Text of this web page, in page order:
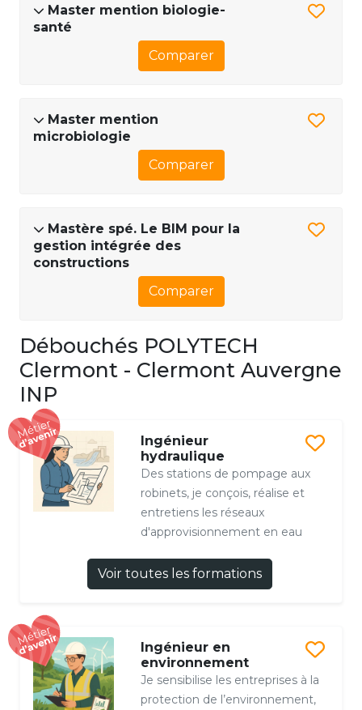
Master mention biologie-
santé
Comparer
Master mention
microbiologie
Comparer
Mastère spé. Le BIM pour la
gestion intégrée des
constructions
Comparer
Débouchés POLYTECH
Clermont - Clermont Auvergne
INP
Ingénieur
hydraulique
Des stations de pompage aux
robinets, je conçois, réalise et
entretiens les réseaux
d'approvisionnement en eau
Voir toutes les formations
Ingénieur en
environnement
Je sensibilise les entreprises à la
protection de l’environnement,